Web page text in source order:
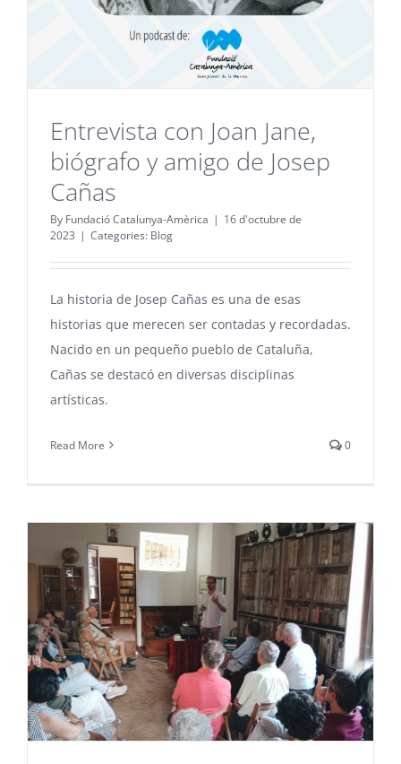
Entrevista con Joan Jane,
biógrafo y amigo de Josep
Cañas
By Fundació Catalunya-Amèrica | 16 d'octubre de
2023 | Categories: Blog
La historia de Josep Cañas es una de esas
historias que merecen ser contadas y recordadas.
Nacido en un pequeño pueblo de Cataluña,
Cañas se destacó en diversas disciplinas
artísticas.
Read More 0